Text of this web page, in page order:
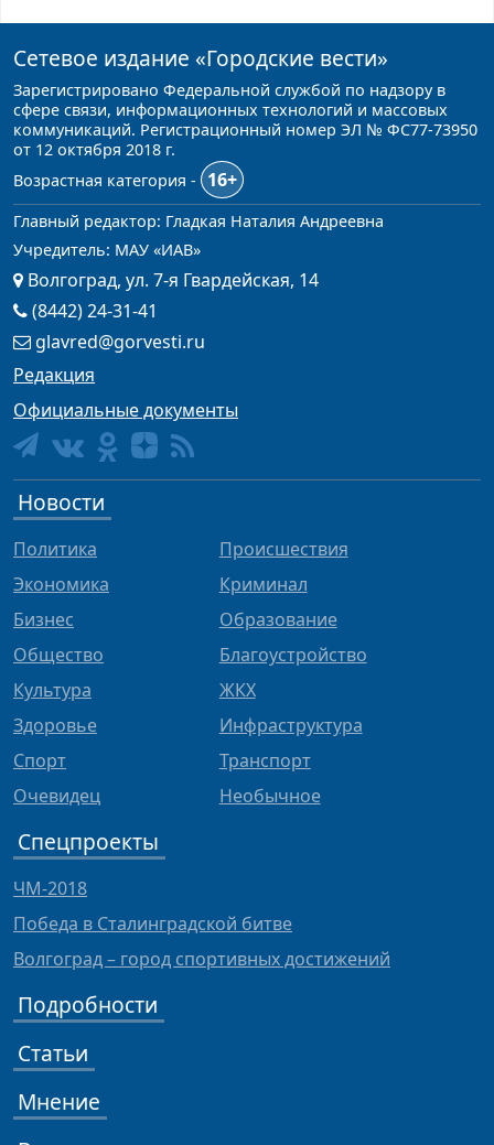
Сетевое издание «Городские вести»
Зарегистрировано Федеральной службой по надзору в
сфере связи, информационных технологий и массовых
коммуникаций. Регистрационный номер ЭЛ № ФС77-73950
от 12 октября 2018 г.
Возрастная категория -
16+
Главный редактор: Гладкая Наталия Андреевна
Учредитель: МАУ «ИАВ»
Волгоград, ул. 7-я Гвардейская, 14
(8442) 24-31-41
glavred@gorvesti.ru
Редакция
Официальные документы
Новости
Политика
Экономика
Бизнес
Общество
Культура
Здоровье
Спорт
Очевидец
Происшествия
Криминал
Образование
Благоустройство
ЖКХ
Инфраструктура
Транспорт
Необычное
Спецпроекты
ЧМ-2018
Победа в Сталинградской битве
Волгоград – город спортивных достижений
Подробности
Статьи
Мнение